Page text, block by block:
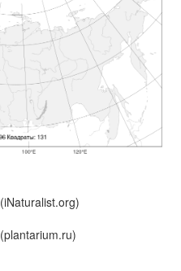
(iNaturalist.org)
(plantarium.ru)